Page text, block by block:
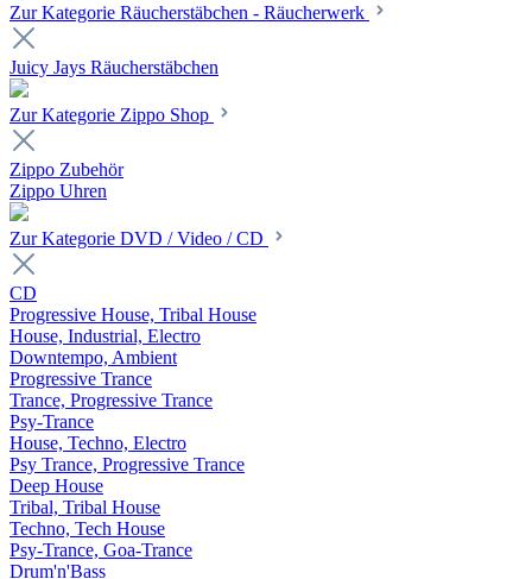
Zur Kategorie Räucherstäbchen - Räucherwerk
Juicy Jays Räucherstäbchen
Zur Kategorie Zippo Shop
Zippo Zubehör
Zippo Uhren
Zur Kategorie DVD / Video / CD
CD
Progressive House, Tribal House
House, Industrial, Electro
Downtempo, Ambient
Progressive Trance
Trance, Progressive Trance
Psy-Trance
House, Techno, Electro
Psy Trance, Progressive Trance
Deep House
Tribal, Tribal House
Techno, Tech House
Psy-Trance, Goa-Trance
Drum'n'Bass